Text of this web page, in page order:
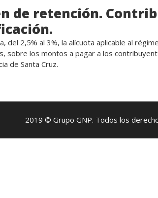
de retención.
del 2,5% al 3%, la alícuota aplicable al
sobre los montos a pagar a los
de Santa Cruz.
2019 © Grupo GNP. Todos los